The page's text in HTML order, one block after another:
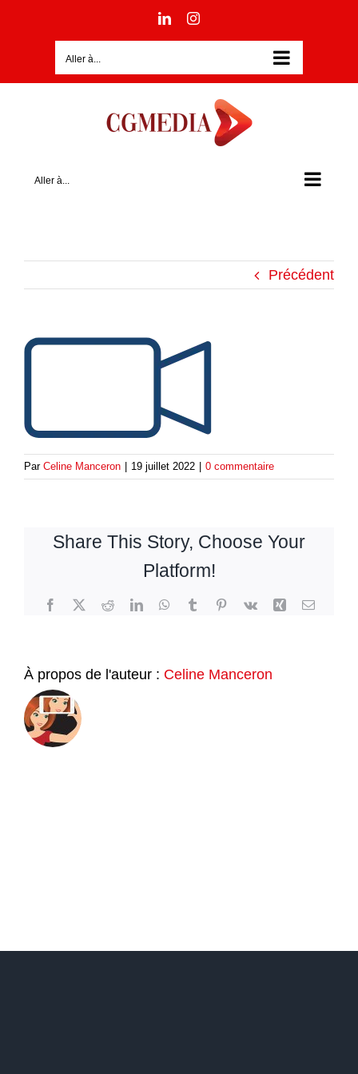
LinkedInInstagram
Aller à...
Aller à...
Précédent
Par Celine Manceron 19 juillet 2022 0 commentaire
Share This Story, Choose Your
Platform!
Facebook
TwitterRedditLinkedInWhatsApp
TumblrPinterest
Vk Xing Email
À propos de l'auteur : Celine Manceron